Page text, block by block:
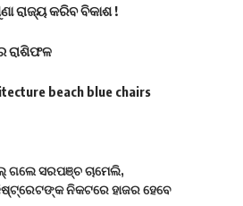
ରାଜ୍ୟ କରିବ ବିକାଶ !
ରାଶିଫଳ
beach blue chairs
ଗଲେ ସରପଞ୍ଚ ଚାମେଲି,
ନିକଟରେ ହାଜର ହେବେ